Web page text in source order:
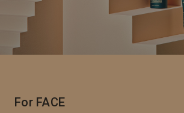
For FACE